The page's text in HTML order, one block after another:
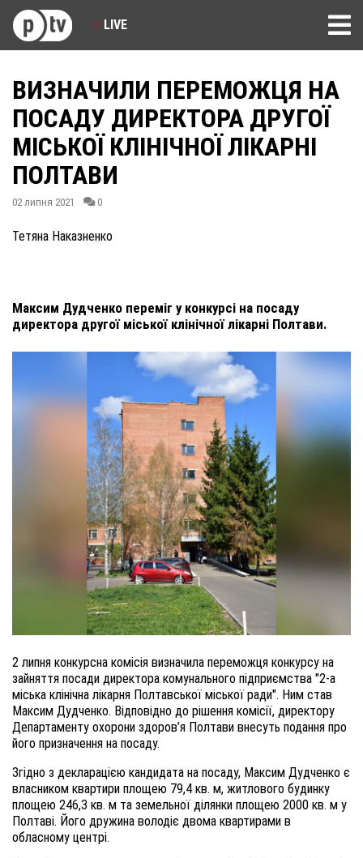
LIVE
ВИЗНАЧИЛИ ПЕРЕМОЖЦЯ НА
ПОСАДУ ДИРЕКТОРА ДРУГОЇ
МІСЬКОЇ КЛІНІЧНОЇ ЛІКАРНІ
ПОЛТАВИ
02 липня 2021 0
Тетяна Наказненко
Максим Дудченко переміг у конкурсі на посаду
директора другої міської клінічної лікарні Полтави.
2 липня конкурсна комісія визначила переможця конкурсу на
зайняття посади директора комунального підприємства "2-а
міська клінічна лікарня Полтавської міської ради". Ним став
Максим Дудченко. Відповідно до рішення комісії, директору
Департаменту охорони здоров’я Полтави внесуть подання про
його призначення на посаду.
Згідно з декларацією кандидата на посаду, Максим Дудченко є
власником квартири площею 79,4 кв. м, житлового будинку
площею 246,3 кв. м та земельної ділянки площею 2000 кв. м у
Полтаві. Його дружина володіє двома квартирами в
обласному центрі.